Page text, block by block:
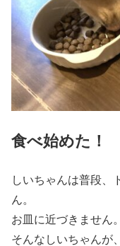
食べ始めた！
しいちゃんは普段、
ん。
お皿に近づきません
そんなしいちゃんが